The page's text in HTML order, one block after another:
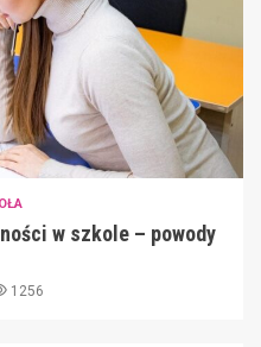
w szkole – powody
1256